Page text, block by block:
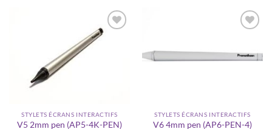
Ajouter
STYLETS ÉCRANS INTERACTIFS
V5 2mm pen (AP5-4K-PEN)
wishlist
STYLETS ÉCRANS INTERACTIFS
V6 4mm pen (AP6-PEN-4)